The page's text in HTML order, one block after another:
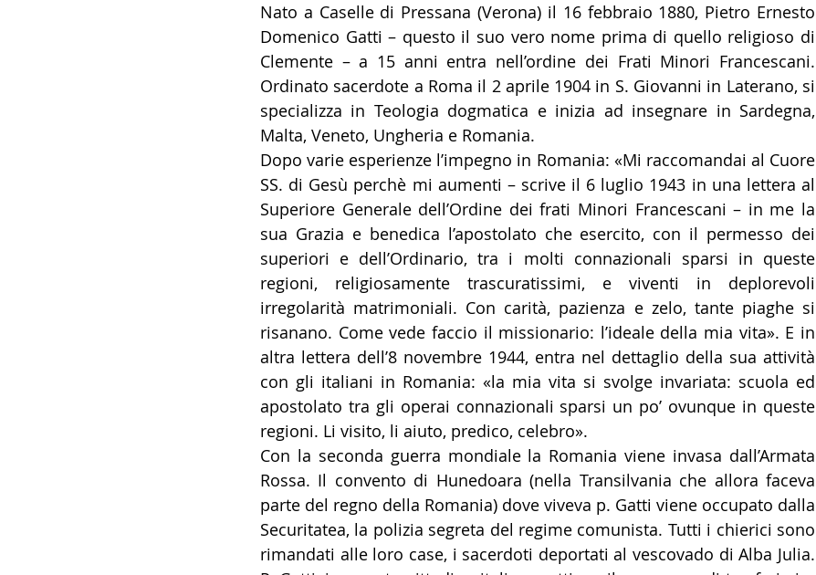
Nato a Caselle di Pressana (Verona) il 16 febbraio 1880, Pietro Ernesto
Domenico Gatti – questo il suo vero nome prima di quello religioso di
Clemente – a 15 anni entra nell’ordine dei Frati Minori Francescani.
Ordinato sacerdote a Roma il 2 aprile 1904 in S. Giovanni in Laterano, si
specializza in Teologia dogmatica e inizia ad insegnare in Sardegna,
Malta, Veneto, Ungheria e Romania.
Dopo varie esperienze l’impegno in Romania: «Mi raccomandai al Cuore
SS. di Gesù perchè mi aumenti – scrive il 6 luglio 1943 in una lettera al
Superiore Generale dell’Ordine dei frati Minori Francescani – in me la
sua Grazia e benedica l’apostolato che esercito, con il permesso dei
superiori e dell’Ordinario, tra i molti connazionali sparsi in queste
regioni, religiosamente trascuratissimi, e viventi in deplorevoli
irregolarità matrimoniali. Con carità, pazienza e zelo, tante piaghe si
risanano. Come vede faccio il missionario: l’ideale della mia vita». E in
altra lettera dell’8 novembre 1944, entra nel dettaglio della sua attività
con gli italiani in Romania: «la mia vita si svolge invariata: scuola ed
apostolato tra gli operai connazionali sparsi un po’ ovunque in queste
regioni. Li visito, li aiuto, predico, celebro».
Con la seconda guerra mondiale la Romania viene invasa dall’Armata
Rossa. Il convento di Hunedoara (nella Transilvania che allora faceva
parte del regno della Romania) dove viveva p. Gatti viene occupato dalla
Securitatea, la polizia segreta del regime comunista. Tutti i chierici sono
rimandati alle loro case, i sacerdoti deportati al vescovado di Alba Julia.